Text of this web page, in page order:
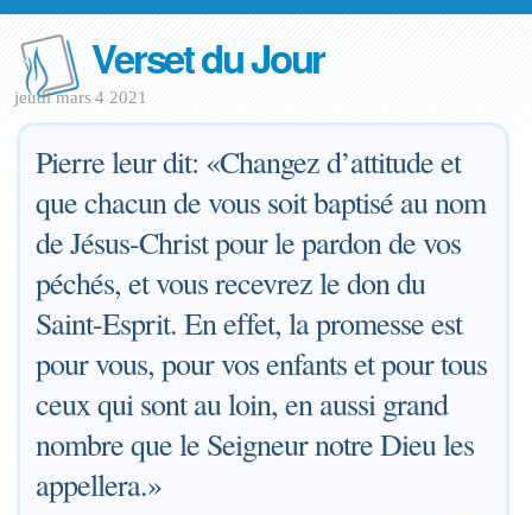
Verset du Jour
jeudi mars 4 2021
Pierre leur dit: «Changez d’attitude et
que chacun de vous soit baptisé au nom
de Jésus-Christ pour le pardon de vos
péchés, et vous recevrez le don du
Saint-Esprit. En effet, la promesse est
pour vous, pour vos enfants et pour tous
ceux qui sont au loin, en aussi grand
nombre que le Seigneur notre Dieu les
appellera.»